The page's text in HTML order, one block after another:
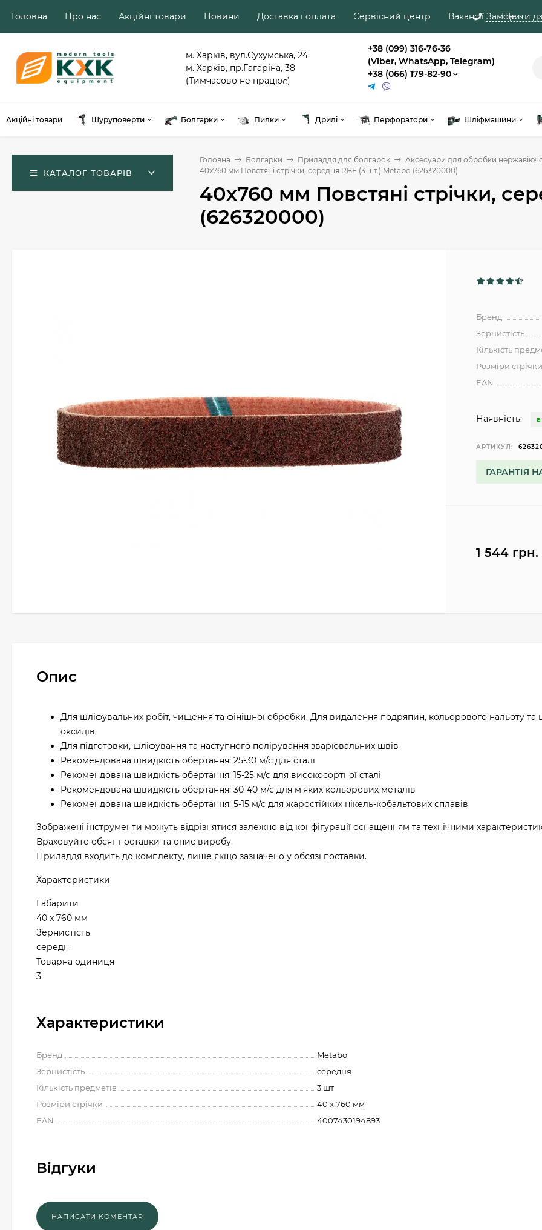
Замовити
Головна Про нас Акційні товари Новини Доставка і оплата Сервісний центр Вакансії Ще
м. Харків, вул.Сухумська, 24
м. Харків, пр.Гагаріна, 38
(Тимчасово не працює)
+38 (099) 316-76-36
(Viber, WhatsApp, Telegram)
+38 (066) 179-82-90
Акційні товари Шуруповерти Болгарки Пилки Дрилі Перфоратори Шліфмашини
КАТАЛОГ ТОВАРІВ
Головна Болгарки Приладдя для болгарок
Аксесуари для обробки
40х760 мм Повстяні стрічки, середня RBE (3 шт.) Metabo (626320000)
40х760 мм Повстяні стрічки,
(626320000)
Бренд
Зернистість
Кількість
Розміри стрічки
EAN
Наявність: В
АРТИКУЛ:
ГАРАНТІЯ
1 544 грн.
Опис
Для шліфувальних робіт, чищення та фінішної обробки. Для видалення подряпин, кольорового нальоту та
оксидів.
Для підготовки, шліфування та наступного полірування зварювальних швів
Рекомендована швидкість обертання: 25-30 м/с для сталі
Рекомендована швидкість обертання: 15-25 м/с для високосортної сталі
Рекомендована швидкість обертання: 30-40 м/с для м'яких кольорових металів
Рекомендована швидкість обертання: 5-15 м/с для жаростійких нікель-кобальтових сплавів
Зображені інструменти можуть відрізнятися залежно від конфігурації оснащенням та технічними
Враховуйте обсяг поставки та опис виробу.
Приладдя входить до комплекту, лише якщо зазначено у обсязі поставки.
Характеристики
Габарити
40 x 760 мм
Зернистість
середн.
Товарна одиниця
3
Характеристики
Бренд
Metabo
Зернистість
середня
Кількість предметів
3 шт
Розміри стрічки
40 x 760 мм
EAN
4007430194893
Відгуки